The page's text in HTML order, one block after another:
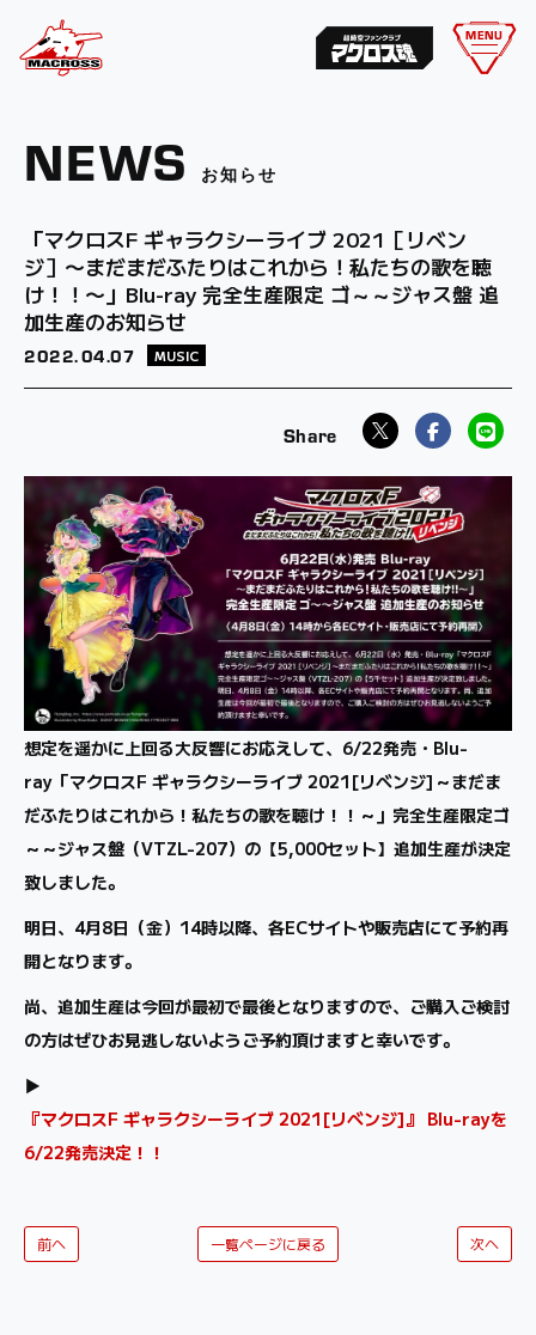
MENU
NEWS お知らせ
「マクロスF ギャラクシーライブ 2021［リベン
ジ］〜まだまだふたりはこれから！私たちの歌を聴
け！！〜」Blu-ray 完全生産限定 ゴ～～ジャス盤 追
加生産のお知らせ
2022.04.07 MUSIC
想定を遥かに上回る大反響にお応えして、6/22発売・Blu-
ray「マクロスF ギャラクシーライブ 2021[リベンジ]～まだま
だふたりはこれから！私たちの歌を聴け！！～」完全生産限定ゴ
～～ジャス盤（VTZL-207）の【5,000セット】追加生産が決定
致しました。
明日、4月8日（金）14時以降、各ECサイトや販売店にて予約再
開となります。
尚、追加生産は今回が最初で最後となりますので、ご購入ご検討
の方はぜひお見逃しないようご予約頂けますと幸いです。
▶
『マクロスF ギャラクシーライブ 2021[リベンジ]』 Blu-rayを
6/22発売決定！！
前へ 一覧ページに戻る 次へ